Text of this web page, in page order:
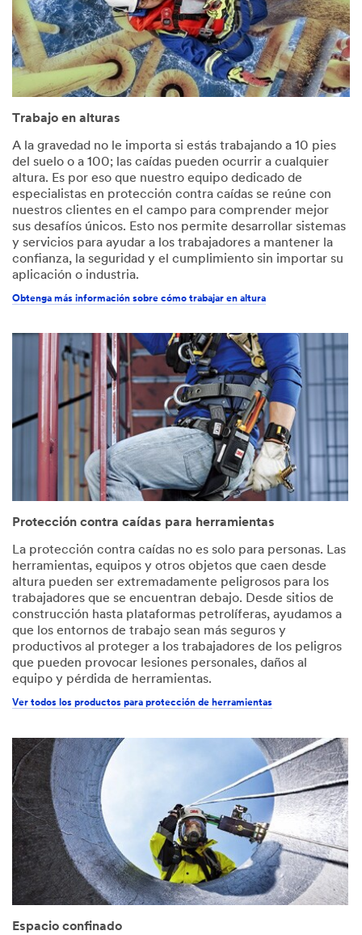
Trabajo en alturas
A la gravedad no le importa si estás trabajando a 10 pies
del suelo o a 100; las caídas pueden ocurrir a cualquier
altura. Es por eso que nuestro equipo dedicado de
especialistas en protección contra caídas se reúne con
nuestros clientes en el campo para comprender mejor
sus desafíos únicos. Esto nos permite desarrollar sistemas
y servicios para ayudar a los trabajadores a mantener la
confianza, la seguridad y el cumplimiento sin importar su
aplicación o industria.
Obtenga más información sobre cómo trabajar en altura
Protección contra caídas para herramientas
La protección contra caídas no es solo para personas. Las
herramientas, equipos y otros objetos que caen desde
altura pueden ser extremadamente peligrosos para los
trabajadores que se encuentran debajo. Desde sitios de
construcción hasta plataformas petrolíferas, ayudamos a
que los entornos de trabajo sean más seguros y
productivos al proteger a los trabajadores de los peligros
que pueden provocar lesiones personales, daños al
equipo y pérdida de herramientas.
Ver todos los productos para protección de herramientas
Espacio confinado